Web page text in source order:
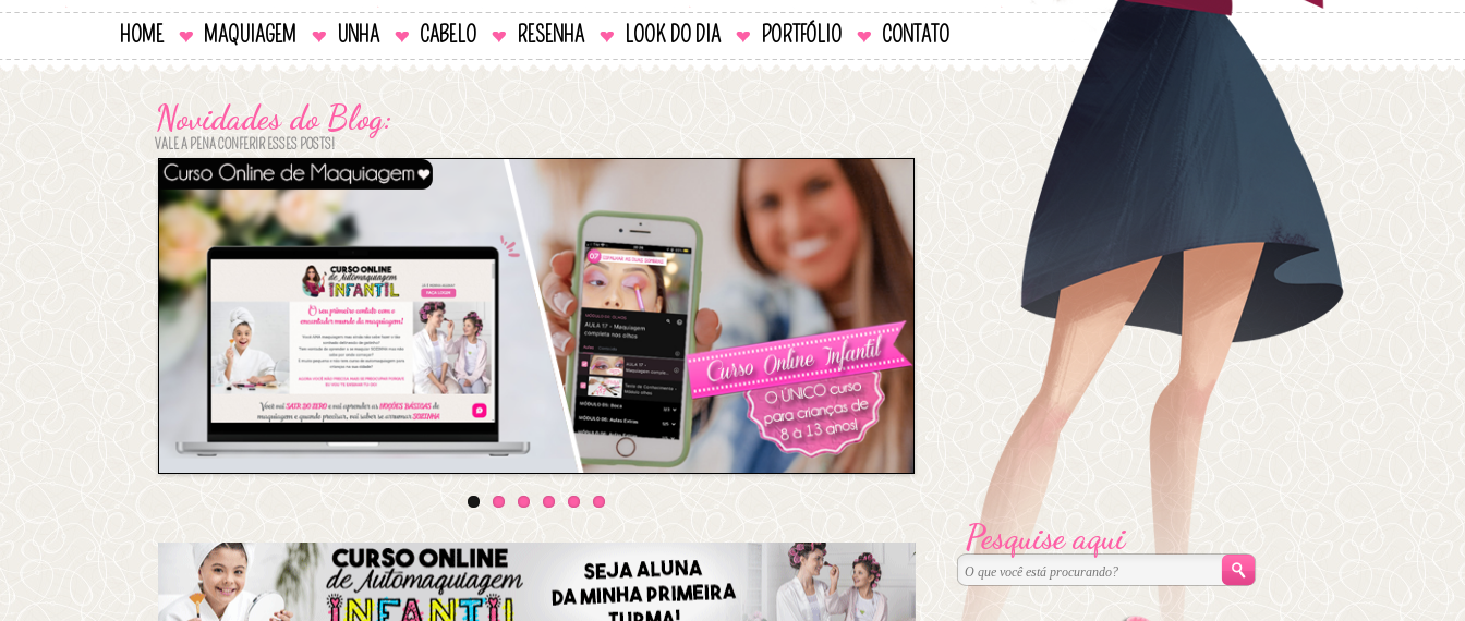
HOME MAQUIAGEM UNHA CABELO RESENHA LOOK DO DIA PORTFÓLIO CONTATO
Novidades do Blog:
VALE A PENA CONFERIR ESSES POSTS!
Pesquise aqui